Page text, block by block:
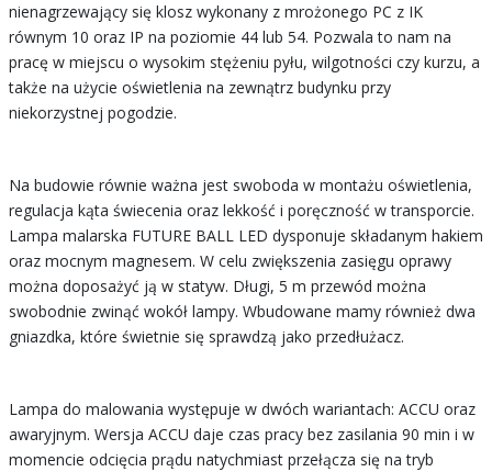
nienagrzewający się klosz wykonany z mrożonego PC z IK
równym 10 oraz IP na poziomie 44 lub 54. Pozwala to nam na
pracę w miejscu o wysokim stężeniu pyłu, wilgotności czy kurzu, a
także na użycie oświetlenia na zewnątrz budynku przy
niekorzystnej pogodzie.
Na budowie równie ważna jest swoboda w montażu oświetlenia,
regulacja kąta świecenia oraz lekkość i poręczność w transporcie.
Lampa malarska FUTURE BALL LED dysponuje składanym hakiem
oraz mocnym magnesem. W celu zwiększenia zasięgu oprawy
można doposażyć ją w statyw. Długi, 5 m przewód można
swobodnie zwinąć wokół lampy. Wbudowane mamy również dwa
gniazdka, które świetnie się sprawdzą jako przedłużacz.
Lampa do malowania występuje w dwóch wariantach: ACCU oraz
awaryjnym. Wersja ACCU daje czas pracy bez zasilania 90 min i w
momencie odcięcia prądu natychmiast przełącza się na tryb